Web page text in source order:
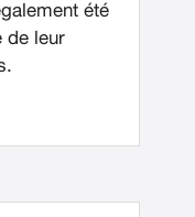
été
de leur